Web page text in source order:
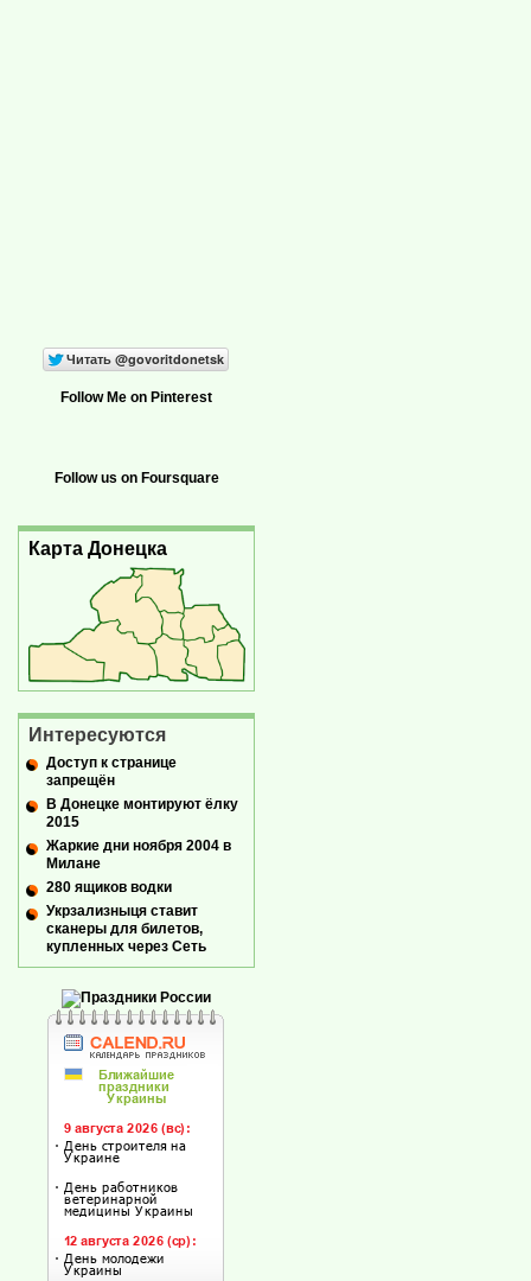
Follow Me on Pinterest
Follow us on Foursquare
Карта Донецка
Интересуются
Доступ к странице
запрещён
В Донецке монтируют ёлку
2015
Жаркие дни ноября 2004 в
Милане
280 ящиков водки
Укрзализныця ставит
сканеры для билетов,
купленных через Сеть